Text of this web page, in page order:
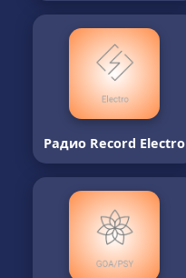
Радио Record Electro